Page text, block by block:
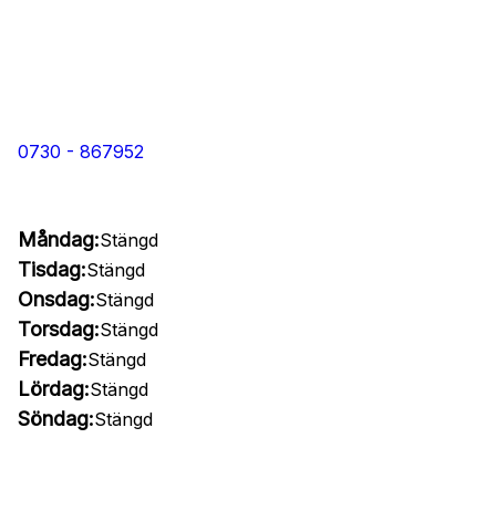
0730 - 867952
Måndag:Stängd
Tisdag:Stängd
Onsdag:Stängd
Torsdag:Stängd
Fredag:Stängd
Lördag:Stängd
Söndag:Stängd